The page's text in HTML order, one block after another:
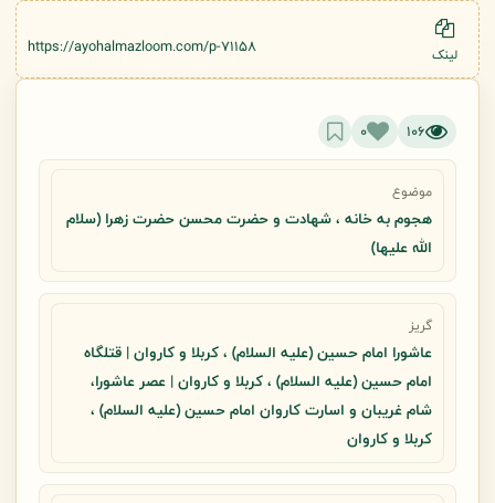
لینک https://ayohalmazloom.com/p-71158
106
0
موضوع
هجوم به خانه ، شهادت و حضرت محسن حضرت زهرا (سلام
الله علیها)
گریز
عاشورا امام حسین (علیه السلام) ، کربلا و کاروان | قتلگاه
امام حسین (علیه السلام) ، کربلا و کاروان | عصر عاشورا،
شام غریبان و اسارت کاروان امام حسین (علیه السلام) ،
کربلا و کاروان